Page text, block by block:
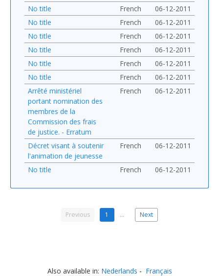
No title
French
06-12-2011
No title
French
06-12-2011
No title
French
06-12-2011
No title
French
06-12-2011
No title
French
06-12-2011
No title
French
06-12-2011
Arrêté ministériel
portant nomination des
membres de la
Commission des frais
de justice. - Erratum
French 06-12-2011
Décret visant à soutenir
l'animation de jeunesse
French 06-12-2011
No title French 06-12-2011
Previous 1 … Next
Also available in: Nederlands Français